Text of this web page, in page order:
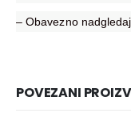
– Obavezno
POVEZANI